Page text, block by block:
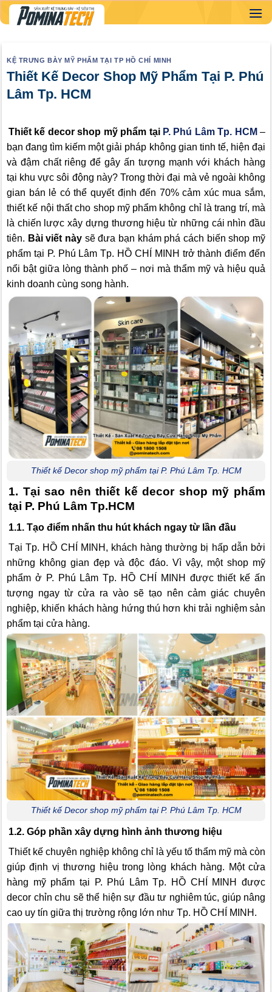
Skip
to
KỆ TRƯNG BÀY MỸ PHẨM TẠI TP HỒ CHÍ MINH
Thiết Kế Decor Shop Mỹ Phẩm Tại P. Phú
Lâm Tp. HCM
Thiết kế decor shop mỹ phẩm tại P. Phú Lâm Tp. HCM –
bạn đang tìm kiếm một giải pháp không gian tinh tế, hiện đại
và đậm chất riêng để gây ấn tượng mạnh với khách hàng
tại khu vực sôi động này? Trong thời đại mà vẻ ngoài không
gian bán lẻ có thể quyết định đến 70% cảm xúc mua sắm,
thiết kế nội thất cho shop mỹ phẩm không chỉ là trang trí, mà
là chiến lược xây dựng thương hiệu từ những cái nhìn đầu
tiên. Bài viết này sẽ đưa bạn khám phá cách biến shop mỹ
phẩm tại P. Phú Lâm Tp. HỒ CHÍ MINH trở thành điểm đến
nổi bật giữa lòng thành phố – nơi mà thẩm mỹ và hiệu quả
kinh doanh cùng song hành.
Thiết kế Decor shop mỹ phẩm tại P. Phú Lâm Tp. HCM
1. Tại sao nên thiết kế decor shop mỹ phẩm
tại P. Phú Lâm Tp.HCM
1.1. Tạo điểm nhấn thu hút khách ngay từ lần đầu
Tại Tp. HỒ CHÍ MINH, khách hàng thường bị hấp dẫn bởi
những không gian đẹp và độc đáo. Vì vậy, một shop mỹ
phẩm ở P. Phú Lâm Tp. HỒ CHÍ MINH được thiết kế ấn
tượng ngay từ cửa ra vào sẽ tạo nên cảm giác chuyên
nghiệp, khiến khách hàng hứng thú hơn khi trải nghiệm sản
phẩm tại cửa hàng.
Thiết kế Decor shop mỹ phẩm tại P. Phú Lâm Tp. HCM
1.2. Góp phần xây dựng hình ảnh thương hiệu
Thiết kế chuyên nghiệp không chỉ là yếu tố thẩm mỹ mà còn
giúp định vị thương hiệu trong lòng khách hàng. Một cửa
hàng mỹ phẩm tại P. Phú Lâm Tp. HỒ CHÍ MINH được
decor chỉn chu sẽ thể hiện sự đầu tư nghiêm túc, giúp nâng
cao uy tín giữa thị trường rộng lớn như Tp. HỒ CHÍ MINH.